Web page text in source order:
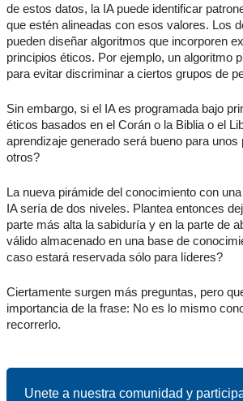
de estos datos, la IA puede identificar
que estén alineadas con esos valores. Los
pueden diseñar algoritmos que incorporen
principios éticos. Por ejemplo, un algoritmo
para evitar discriminar a ciertos grupos de
Sin embargo, si el IA es programada bajo
éticos basados en el Corán o la Biblia o el
aprendizaje generado será bueno para unos
otros?
La nueva pirámide del conocimiento con
IA sería de dos niveles. Plantea entonces
parte más alta la sabiduría y en la parte de
válido almacenado en una base de
caso estará reservada sólo para líderes?
Ciertamente surgen más preguntas, pero
importancia de la frase: No es lo mismo
recorrerlo.
Unete a nuestra comunidad y